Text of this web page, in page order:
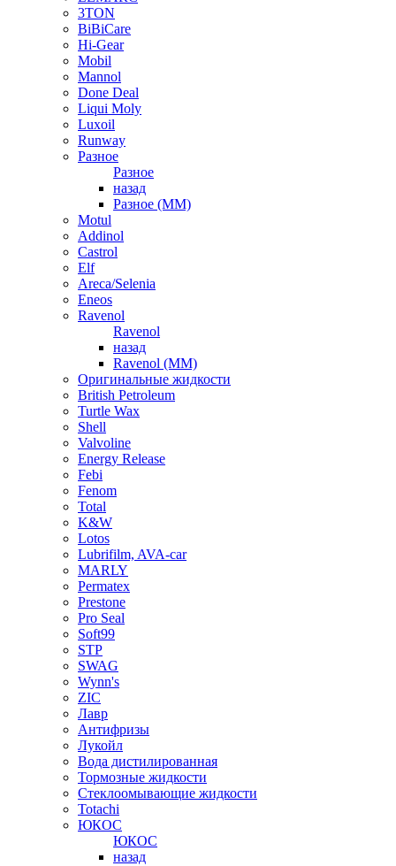
3TON
BiBiCare
Hi-Gear
Mobil
Mannol
Done Deal
Liqui Moly
Luxoil
Runway
Разное
Разное
назад
Разное (ММ)
Motul
Addinol
Castrol
Elf
Areca/Selenia
Eneos
Ravenol
Ravenol
назад
Ravenol (ММ)
Оригинальные жидкости
British Petroleum
Turtle Wax
Shell
Valvoline
Energy Release
Febi
Fenom
Total
K&W
Lotos
Lubrifilm, AVA-car
MARLY
Permatex
Prestone
Pro Seal
Soft99
STP
SWAG
Wynn's
ZIC
Лавр
Антифризы
Лукойл
Вода дистилированная
Тормозные жидкости
Стеклоомывающие жидкости
Totachi
ЮКОС
ЮКОС
назад